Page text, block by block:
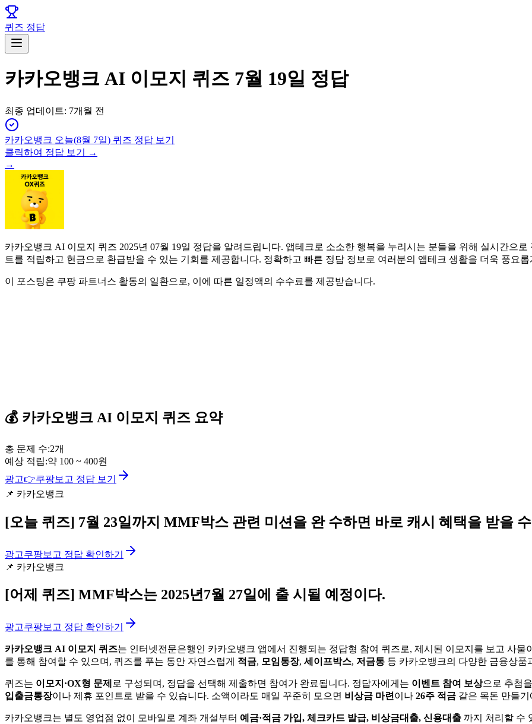
퀴즈 정답
카카오뱅크 AI 이모지 퀴즈 7월 19일 정답
최종 업데이트: 7개월 전
카카오뱅크 오늘(8월 7일) 퀴즈 정답 보기
클릭하여 정답 보기 →
→
카카오뱅크 AI 이모지 퀴즈 2025년 07월 19일 정답을 알려드립니다. 앱테크로 소소한 행복을 누리시는 분들을 위해 실시간으
트를 적립하고 현금으로 환급받을 수 있는 기회를 제공합니다. 정확하고 빠른 정답 정보로 여러분의 앱테크 생활을 더욱 풍요
이 포스팅은 쿠팡 파트너스 활동의 일환으로, 이에 따른 일정액의 수수료를 제공받습니다.
💰 카카오뱅크 AI 이모지 퀴즈 요약
총 문제 수:2개
예상 적립:약 100 ~ 400원
광고👉쿠팡보고 정답 보기
📌 카카오뱅크
[오늘 퀴즈] 7월 23일까지 MMF박스 관련 미션을 완 수하면 바로 캐시 혜택을 받을
광고쿠팡보고 정답 확인하기
📌 카카오뱅크
[어제 퀴즈] MMF박스는 2025년7월 27일에 출 시될 예정이다.
광고쿠팡보고 정답 확인하기
카카오뱅크 AI 이모지 퀴즈는 인터넷전문은행인 카카오뱅크 앱에서 진행되는 정답형 참여 퀴즈로, 제시된 이모지를 보고 사
를 통해 참여할 수 있으며, 퀴즈를 푸는 동안 자연스럽게 적금, 모임통장, 세이프박스, 저금통 등 카카오뱅크의 다양한 금융상품
퀴즈는 이모지·OX형 문제 로 구성되며, 정답을 선택해 제출하면 참여가 완료됩니다. 정답자에게는 이벤트 참여 보상으로 추첨
입출금통장이나 제휴 포인트로 받을 수 있습니다. 소액이라도 매일 꾸준히 모으면 비상금 마련 이나 26주 적금 같은 목돈 만들
카카오뱅크는 별도 영업점 없이 모바일로 계좌 개설부터 예금·적금 가입, 체크카드 발급, 비상금대출, 신용대출 까지 처리할 수